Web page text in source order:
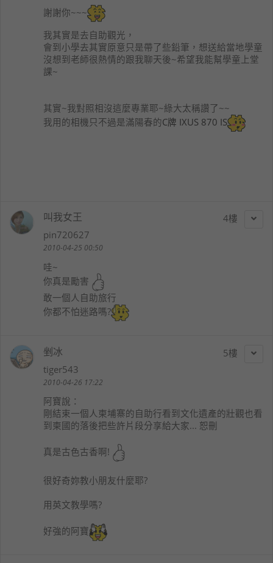
謝謝你~~~
我其實是去自助觀光，
會到小學去其實原意只是帶了些鉛筆，想送給當地學童
沒想到老師很熱情的跟我聊天後~希望我能幫學童上堂
課~
其實~我對照相沒這麼專業耶~綠大太稱讚了~~
我用的相機只不過是滿陽春的C牌 IXUS 870 IS
4
叫我女王
pin720627
2010-04-25 00:50
哇~
你真是勵害
敢一個人自助旅行
你都不怕迷路嗎?
5
剉冰
tiger543
2010-04-26 17:22
阿寶說：
剛結束一個人柬埔寨的自助行看到文化遺產的壯觀也看
到柬國的落後把些許片段分享給大家... 恕刪
真是古色古香啊!
很好奇妳教小朋友什麼耶?
用英文教學嗎?
好強的阿寶